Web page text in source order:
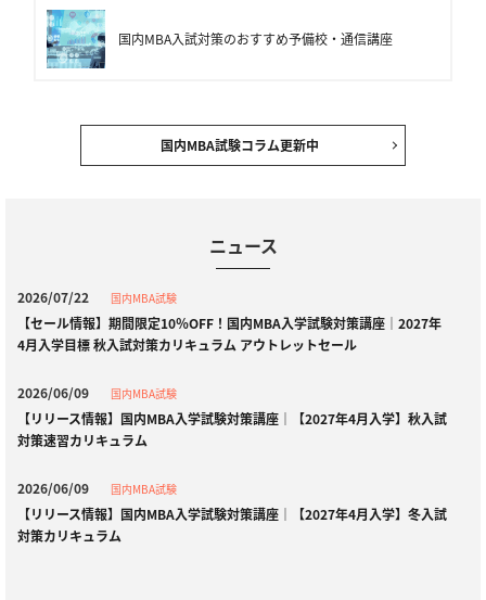
国内MBA入試対策のおすすめ予備校・通信講座
国内MBA試験コラム更新中
ニュース
2026/07/22 国内MBA試験
【セール情報】期間限定10％OFF！国内MBA入学試験対策講座｜2027年
4月入学目標 秋入試対策カリキュラム アウトレットセール
2026/06/09 国内MBA試験
【リリース情報】国内MBA入学試験対策講座｜【2027年4月入学】秋入試
対策速習カリキュラム
2026/06/09 国内MBA試験
【リリース情報】国内MBA入学試験対策講座｜【2027年4月入学】冬入試
対策カリキュラム